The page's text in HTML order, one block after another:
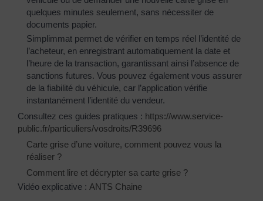
quelques minutes seulement, sans nécessiter de
documents papier.
Simplimmat permet de vérifier en temps réel l’identité de
l’acheteur, en enregistrant automatiquement la date et
l’heure de la transaction, garantissant ainsi l’absence de
sanctions futures. Vous pouvez également vous assurer
de la fiabilité du véhicule, car l’application vérifie
instantanément l’identité du vendeur.
Consultez ces guides pratiques : https://www.service-
public.fr/particuliers/vosdroits/R39696
Carte grise d’une voiture, comment pouvez vous la
réaliser ?
Comment lire et décrypter sa carte grise ?
Vidéo explicative : ANTS Chaine